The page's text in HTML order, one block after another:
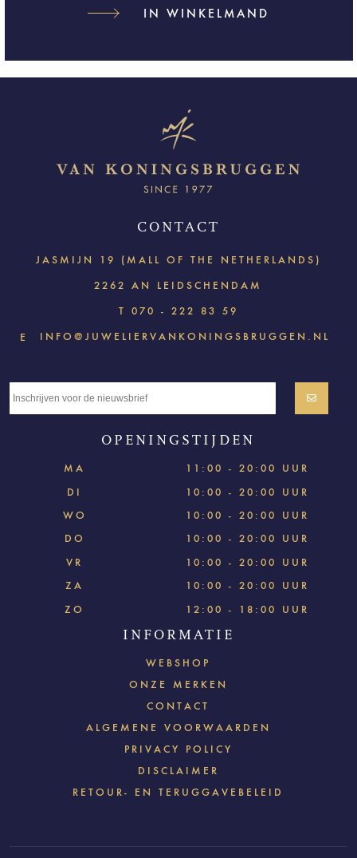
IN WINKELMAND
CONTACT
JASMIJN 19 (MALL OF THE NETHERLANDS)
2262 AN LEIDSCHENDAM
T 070 - 222 83 59
E INFO@JUWELIERVANKONINGSBRUGGEN.NL
OPENINGSTIJDEN
MA
11:00 - 20:00 UUR
DI
10:00 - 20:00 UUR
WO
10:00 - 20:00 UUR
DO
10:00 - 20:00 UUR
VR
10:00 - 20:00 UUR
ZA
10:00 - 20:00 UUR
ZO
12:00 - 18:00 UUR
INFORMATIE
WEBSHOP
ONZE MERKEN
CONTACT
ALGEMENE VOORWAARDEN
PRIVACY POLICY
DISCLAIMER
RETOUR- EN TERUGGAVEBELEID